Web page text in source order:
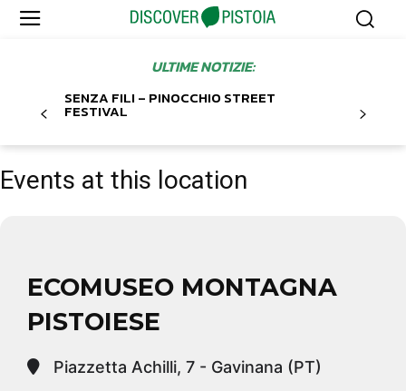
ULTIME NOTIZIE:
SENZA FILI – PINOCCHIO STREET
FESTIVAL
Events at this location
ECOMUSEO MONTAGNA
PISTOIESE
Piazzetta Achilli, 7 - Gavinana (PT)